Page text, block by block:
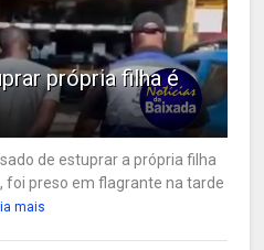
própria filha é
de estuprar a própria filha
foi preso em flagrante na tarde
mais